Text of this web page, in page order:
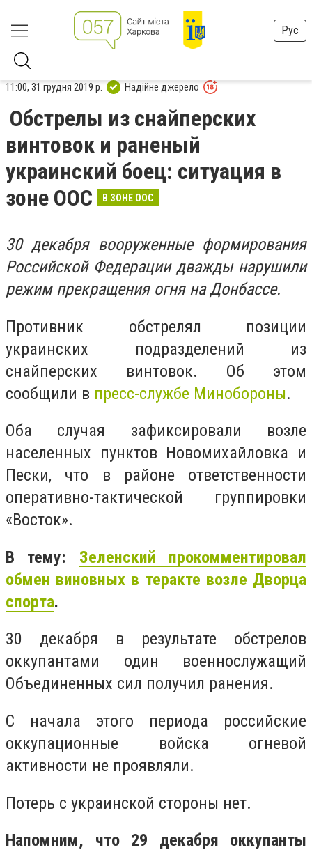
Рус
11:00, 31 грудня 2019 р. Надійне джерело
Обстрелы из снайперских
винтовок и раненый
украинский боец: ситуация в
зоне ООС
В ЗОНЕ ООС
30 декабря вооруженные формирования
Российской Федерации дважды нарушили
режим прекращения огня на Донбассе.
Противник обстрелял позиции
украинских подразделений из
снайперских винтовок. Об этом
сообщили в пресс-службе Минобороны.
Оба случая зафиксировали возле
населенных пунктов Новомихайловка и
Пески, что в районе ответственности
оперативно-тактической группировки
«Восток».
В тему: Зеленский прокомментировал
обмен виновных в теракте возле Дворца
спорта.
30 декабря в результате обстрелов
оккупантами один военнослужащий
Объединенных сил получил ранения.
С начала этого периода российские
оккупационные войска огневой
активности не проявляли.
Потерь с украинской стороны нет.
Напомним, что 29 декабря оккупанты